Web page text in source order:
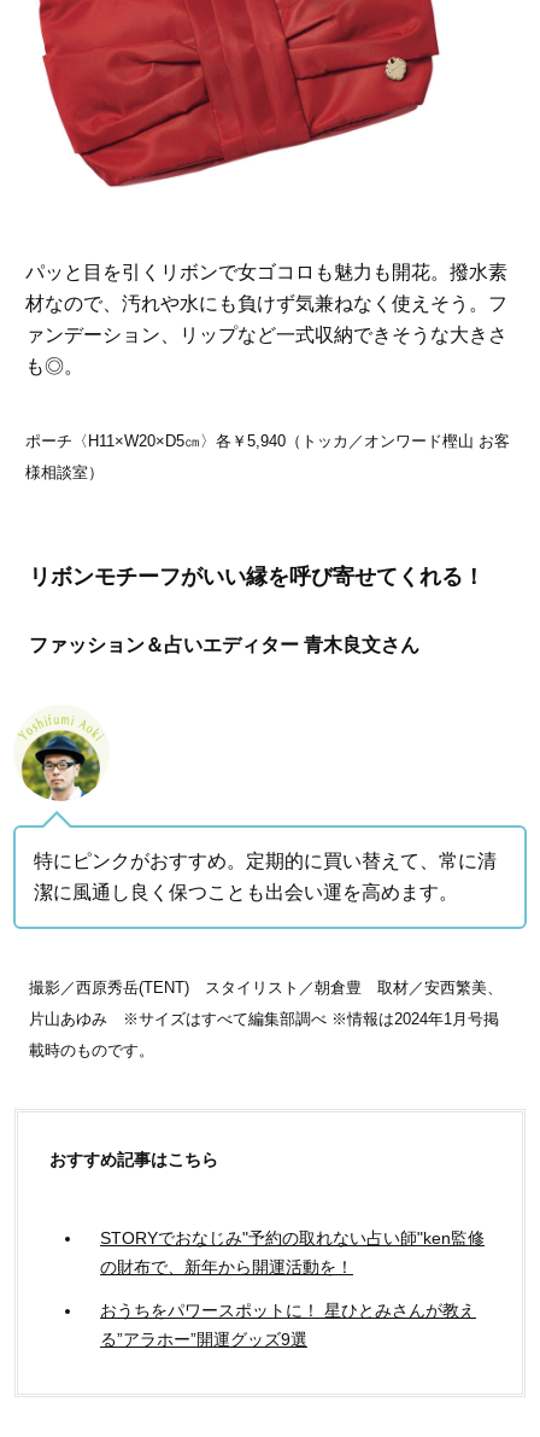
パッと目を引くリボンで女ゴコロも魅力も開花。撥水素
材なので、汚れや水にも負けず気兼ねなく使えそう。フ
ァンデーション、リップなど一式収納できそうな大きさ
も◎。
ポーチ〈H11×W20×D5㎝〉各￥5,940（トッカ／オンワード樫山 お客
様相談室）
リボンモチーフがいい縁を呼び寄せてくれる！
ファッション＆占いエディター 青木良文さん
特にピンクがおすすめ。定期的に買い替えて、常に清
潔に風通し良く保つことも出会い運を高めます。
撮影／西原秀岳(TENT) スタイリスト／朝倉豊 取材／安西繁美、
片山あゆみ ※サイズはすべて編集部調べ ※情報は2024年1月号掲
載時のものです。
おすすめ記事はこちら
STORYでおなじみ"予約の取れない占い師"ken監修
の財布で、新年から開運活動を！
おうちをパワースポットに！ 星ひとみさんが教え
る”アラホー”開運グッズ9選